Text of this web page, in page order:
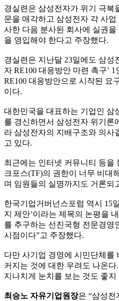
경실련은 삼성전자가 위기 극복
문을 매각하고 삼성전자 각 사
사한 다음 분사된 회사에 실권
을 영입해야 한다고 주장했다.
경실련은 지난달 23일에도 삼성
자 RE100 대응방안 마련 촉구’
RE100 대응방안으로 시작된 요
이다.
대한민국을 대표하는 기업인 삼
를 경신하면서 삼성전자 위기론
라 삼성전자의 지배구조와 의사
고 있다.
최근에는 인터넷 커뮤니티 등을
크포스(TF)의 권한이 너무 비대
며 임원들의 실명까지도 거론되
한국기업거버넌스포럼 역시 15
지 제안’이라는 제목의 논평을
를 추구하는 선진국형 전문경영
시점이다”고 주장했다.
다만 사기업 경영에 시민단체를
커지는 것에 대한 우려도 나온
지나치게 눈치를 보는 것도 좋지
최승노 자유기업원장은 “삼성전